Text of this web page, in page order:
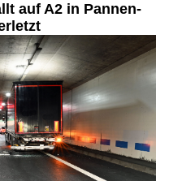
auf A2 in Pannen-